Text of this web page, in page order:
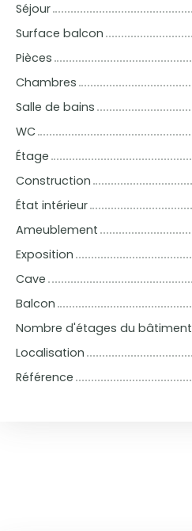
Séjour
Surface balcon
Pièces
Chambres
Salle de bains
WC
Étage
Construction
État intérieur
Ameublement
Exposition
Cave
Balcon
Nombre d'étages du bâtiment
Localisation
Référence